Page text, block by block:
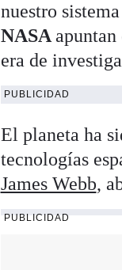
nuestro
NASAapuntan
era de
PUBLICIDAD
El planeta ha
tecnologías
James Webb,
PUBLICIDAD